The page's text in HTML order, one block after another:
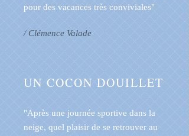
pour des vacances très conviviales"
/ Clémence Valade
UN COCON DOUILLET
"Après une journée sportive dans la
neige, quel plaisir de se retrouver au